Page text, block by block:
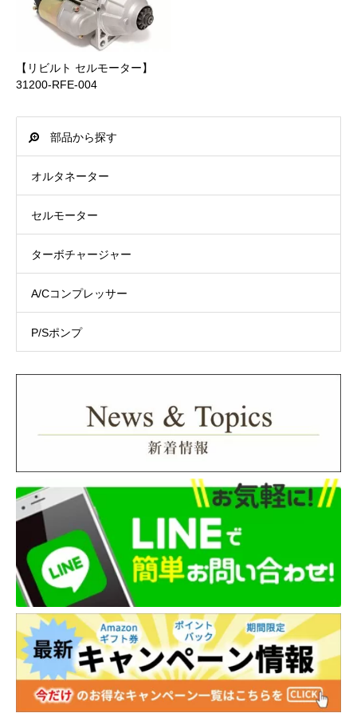
10,000 円 ～ 29,999 円
30,000 円 ～ 49,999 円
ビジネス営業部支店(店番:005)
普通口座 1316532
カ）ジェイトック
商品合計価格(送料含む)
10,000 円 ～ 19,999 円
20,000 円 ～ 39,999 円
40,000 円 ～ 54,000 円
株式会社ネットプロテクションズ
近畿 0 円
0 円
四国
【リビルト セルモーター】
31200-RFE-004
部品から探す
オルタネーター
セルモーター
ターボチャージャー
A/Cコンプレッサー
P/Sポンプ